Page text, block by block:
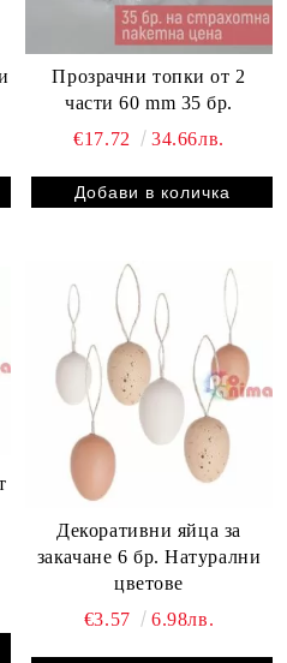
Прозрачни топки от 2
части 60 mm 35 бр.
€17.72
34.66лв.
Декоративни яйца за
закачане 6 бр. Натурални
цветове
€3.57
6.98лв.